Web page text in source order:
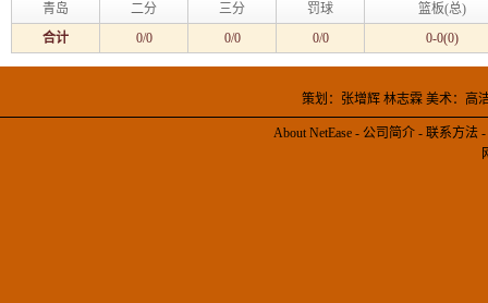
青岛 二分 三分 罚球
篮板(总)
合计
0/0 0/0 0/0 0-0(0)
策划：张增辉 林志霖 美术：
About NetEase - 公司简介 - 联系方法 -